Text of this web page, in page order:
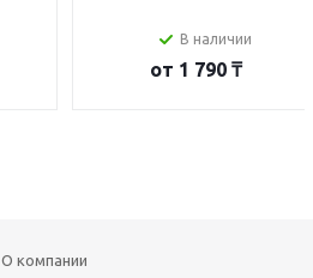
В наличии
от 1 790 ₸
О компании